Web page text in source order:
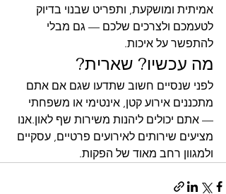
אמיתית ומושקעת, ותפריט שבנוי בדיוק
לטעמכם ולצרכים שלכם — גם מבלי
להתפשר על איכות.
מה עכשיו? שארית?
לפני שנסיים חשוב שתדעו שגם אם אתם
מתכננים אירוע קטן, אינטימי או משפחתי
— אתם יכולים ליהנות משירות שף לאון.אנו
מציעים שירותים לאירועים פרטיים, עסקיים
ולמגוון רחב מאוד של הפקות.